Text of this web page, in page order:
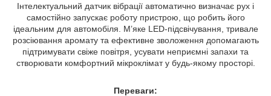
Інтелектуальний датчик вібрації автоматично визначає рух і
самостійно запускає роботу пристрою, що робить його
ідеальним для автомобіля. М’яке LED-підсвічування, тривале
розсіювання аромату та ефективне зволоження допомагають
підтримувати свіже повітря, усувати неприємні запахи та
створювати комфортний мікроклімат у будь-якому просторі.
Переваги: